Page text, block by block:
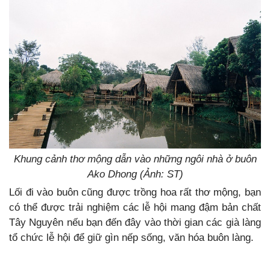
Khung cảnh thơ mộng dẫn vào những ngôi nhà ở buôn
Ako Dhong (Ảnh: ST)
Lối đi vào buôn cũng được trồng hoa rất thơ mộng, bạn
có thể được trải nghiệm các lễ hội mang đậm bản chất
Tây Nguyên nếu bạn đến đây vào thời gian các già làng
tổ chức lễ hội để giữ gìn nếp sống, văn hóa buôn làng.